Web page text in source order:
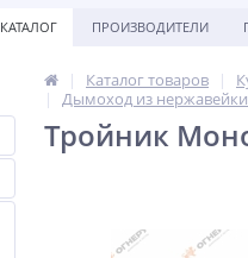
КАТАЛОГ ПРОИЗВОДИТЕЛИ
Каталог товаров
Дымоход из
Тройник